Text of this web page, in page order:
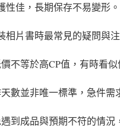
性佳，長期保存不易變形
片書時最常見的疑問與注
不等於高CP值，有時看
數並非唯一標準，急件
到成品與預期不符的情